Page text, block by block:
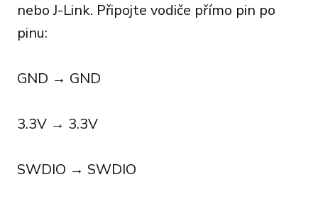
nebo J-Link. Připojte vodiče přímo pin po
pinu:
GND → GND
3.3V → 3.3V
SWDIO → SWDIO